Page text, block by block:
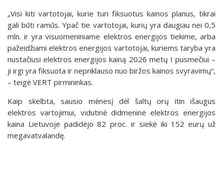
„Visi kiti vartotojai, kurie turi fiksuotus kainos planus, tikrai
gali būti ramūs. Ypač tie vartotojai, kurių yra daugiau nei 0,5
mln. ir yra visuomeniniame elektros energijos tiekime, arba
pažeidžiami elektros energijos vartotojai, kuriems taryba yra
nustačiusi elektros energijos kainą 2026 metų I pusmečiui –
ji irgi yra fiksuota ir nepriklauso nuo biržos kainos svyravimų“,
– teigė VERT pirmininkas.
Kaip skelbta, sausio mėnesį dėl šaltų orų itin išaugus
elektros vartojimui, vidutinė didmeninė elektros energijos
kaina Lietuvoje padidėjo 82 proc. ir siekė iki 152 eurų už
megavatvalandę.